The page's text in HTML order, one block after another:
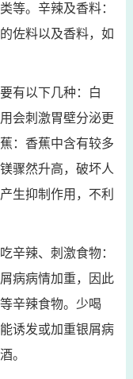
等。辛辣及香料：
佐料以及香料，如
有以下几种：白
会刺激胃壁分泌更
：香蕉中含有较多
骤然升高，破坏人
生抑制作用，不利
辛辣、刺激食物：
病病情加重，因此
辛辣食物。少喝
诱发或加重银屑病
。